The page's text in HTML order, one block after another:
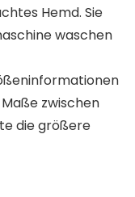
Hemd. Sie
waschen
zwischen
die größere